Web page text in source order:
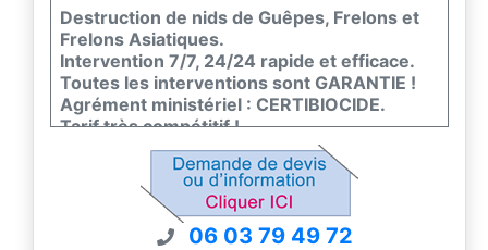
Destruction de nids de Guêpes, Frelons et
Frelons Asiatiques.
Intervention 7/7, 24/24 rapide et efficace.
Toutes les interventions sont GARANTIE !
Agrément ministériel : CERTIBIOCIDE.
Tarif très compétitif !
06 03 79 49 72